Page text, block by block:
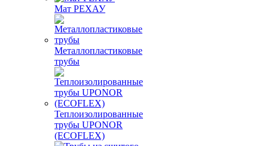
Мат РЕХАУ
Металлопластиковые
трубы
Теплоизолированные
трубы UPONOR
(ECOFLEX)